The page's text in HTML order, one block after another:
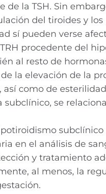
la TSH. Sin
del tiroides y
sí pueden verse
procedente del
al resto de
la elevación de la
como de
se
en el análisis de
y tratamiento
al menos, la